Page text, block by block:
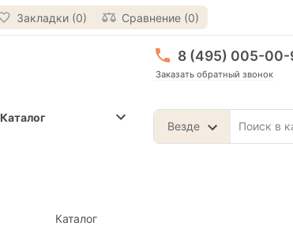
Закладки (0) Сравнение (0)
8 (495) 005-00-
Заказать обратный звонок
Везде
Каталог
Каталог